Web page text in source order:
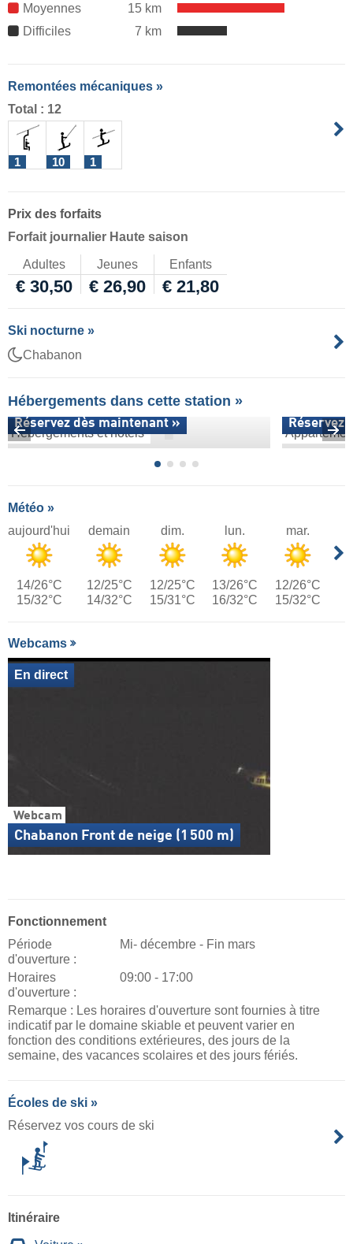
Moyennes
15 km
Difficiles
7 km
Remontées mécaniques »
Total : 12
1 10 1
Prix des forfaits
Forfait journalier Haute saison
Adultes Jeunes Enfants
€ 30,50 € 26,90 € 21,80
Ski nocturne »
Chabanon
Hébergements dans cette station »
Hébergements et hôtels
Réservez dès maintenant » Réservez
Météo »
aujourd'hui
14/26°C
15/32°C
demain
12/25°C
14/32°C
dim.
12/25°C
15/31°C
lun.
13/26°C
16/32°C
mar.
12/26°C
15/32°C
Webcams
Webcam
Chabanon Front de neige (1 500 m)
En direct
Fonctionnement
Période
d'ouverture :
Mi- décembre - Fin mars
Horaires
d'ouverture :
09:00 - 17:00
Remarque : Les horaires d'ouverture sont fournies à titre
indicatif par le domaine skiable et peuvent varier en
fonction des conditions extérieures, des jours de la
semaine, des vacances scolaires et des jours fériés.
Écoles de ski »
Réservez vos cours de ski
Itinéraire